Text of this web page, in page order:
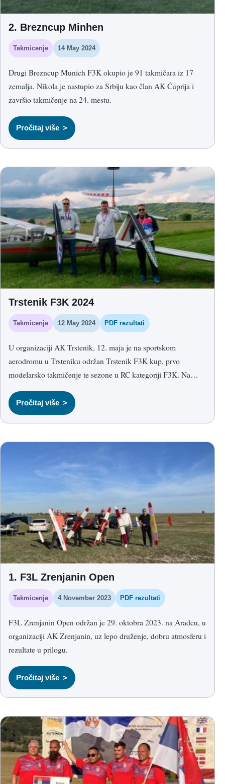
2. Brezncup Minhen
Takmicenje 14 May 2024
Drugi Brezncup Munich F3K okupio je 91 takmičara iz 17
zemalja. Nikola je nastupio za Srbiju kao član AK Ćuprija i
završio takmičenje na 24. mestu.
Pročitaj više
Trstenik F3K 2024
Takmicenje 12 May 2024 PDF rezultati
U organizaciji AK Trstenik, 12. maja je na sportskom
aerodromu u Trsteniku održan Trstenik F3K kup, prvo
modelarsko takmičenje te sezone u RC kategoriji F3K. Na
domaćeg Trstenika. Letelo se sedam takmičarskih rundi, a
format F3K discipline traži dobar osećaj za vreme, precizan
rezultat ostvario je Nikola Stojković iz AK Ćuprija. Drugo
bio Miloš Bajić iz AK Ćuprija.
Pročitaj više
1. F3L Zrenjanin Open
Takmicenje 4 November 2023 PDF rezultati
F3L Zrenjanin Open održan je 29. oktobra 2023. na Aradcu, u
organizaciji AK Zrenjanin, uz lepo druženje, dobru atmosferu i
rezultate u prilogu.
Pročitaj više